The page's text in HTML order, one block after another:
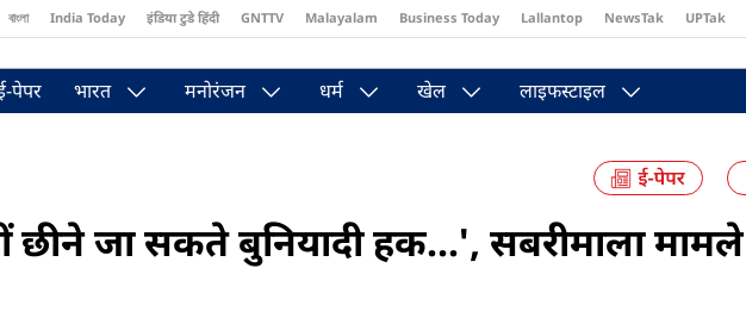
বাংলা India Today इंडिया टुडे हिंदी GNTTV Malayalam Business Today Lallantop NewsTak UPTak
पेपर भारत मनोरंजन धर्म खेल लाइफस्टाइल
छीने जा सकते बुनियादी हक...', सबरीमाला